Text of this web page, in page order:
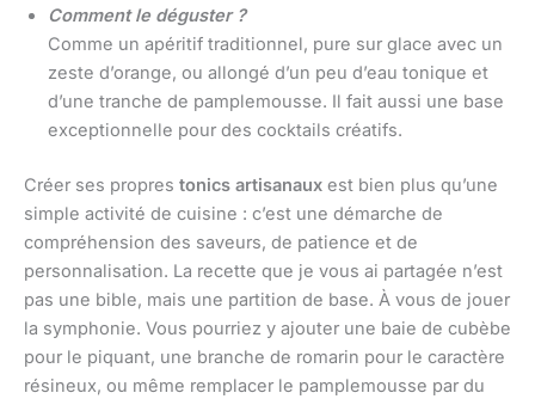
Comment le déguster ?
Comme un apéritif traditionnel, pure sur glace avec un
zeste d’orange, ou allongé d’un peu d’eau tonique et
d’une tranche de pamplemousse. Il fait aussi une base
exceptionnelle pour des cocktails créatifs.
Créer ses propres tonics artisanaux est bien plus qu’une
simple activité de cuisine : c’est une démarche de
compréhension des saveurs, de patience et de
personnalisation. La recette que je vous ai partagée n’est
pas une bible, mais une partition de base. À vous de jouer
la symphonie. Vous pourriez y ajouter une baie de cubèbe
pour le piquant, une branche de romarin pour le caractère
résineux, ou même remplacer le pamplemousse par du